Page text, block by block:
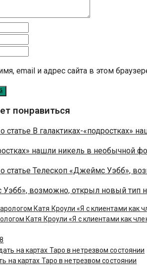
email и адрес сайта в этом
понравиться
нашли никель в необычной
возможно, открыл новый тип
Катя Кроули «Я с клиентами как
на картах Таро в нетрезвом состоянии